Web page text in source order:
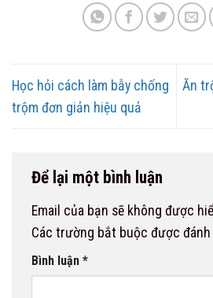
Học hỏi cách làm bẫy chống
trộm đơn giản hiệu quả
Ăn
Để lại một bình luận
Email của bạn sẽ không được
Các trường bắt buộc được đánh
Bình luận *